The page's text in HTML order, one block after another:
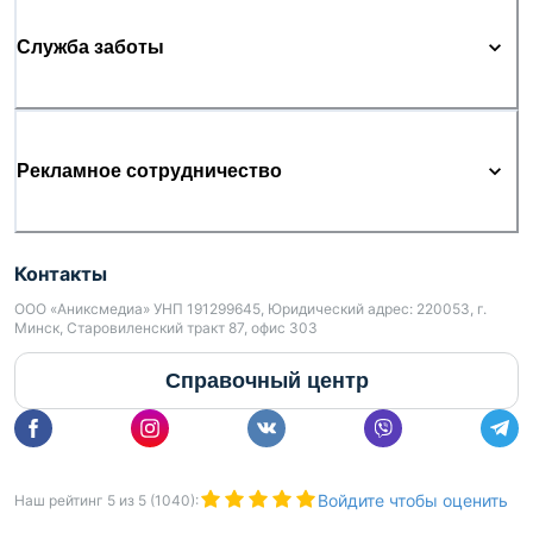
Служба заботы
Рекламное сотрудничество
Контакты
ООО «Аниксмедиа» УНП 191299645, Юридический адрес: 220053, г.
Минск, Старовиленский тракт 87, офис 303
Справочный центр
Наш рейтинг 5 из 5 (1040): Войдите чтобы оценить